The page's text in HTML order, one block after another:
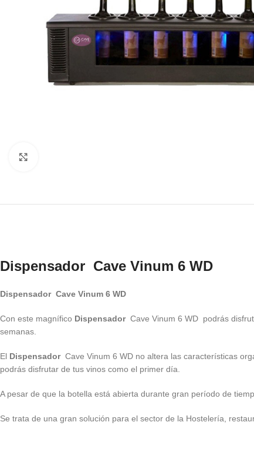
Dispensador Cave Vinum 6 WD
Dispensador Cave Vinum 6 WD
Con este magnífico Dispensador Cave Vinum 6 WD podrás
semanas.
El Dispensador Cave Vinum 6 WD no altera las características
podrás disfrutar de tus vinos como el primer día.
A pesar de que la botella está abierta durante gran período de
Se trata de una gran solución para el sector de la Hostelería,